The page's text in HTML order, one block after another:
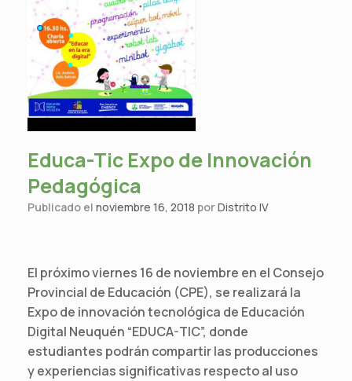
Educa-Tic Expo de Innovación
Pedagógica
Publicado el noviembre 16, 2018 porDistrito IV
El próximo viernes 16 de noviembre en el Consejo
Provincial de Educación (CPE), se realizará la
Expo de innovación tecnológica de Educación
Digital Neuquén “EDUCA-TIC”, donde
estudiantes podrán compartir las producciones
y experiencias significativas respecto al uso